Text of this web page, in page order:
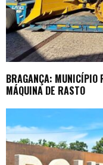
BRAGANÇA: MUNICÍPIO
MÁQUINA DE RASTO